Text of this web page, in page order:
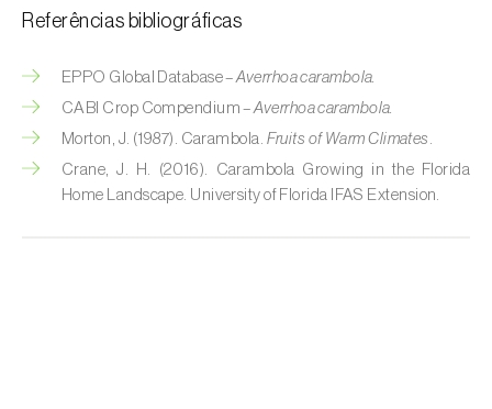
Carambola (Averrhoa carambola
Carpino-europeu (Carpinus betulus)
Castanheiro (Castanea sativa)
Referências bibliográficas
EPPO Global Database –Averrhoa carambola.
CABI Crop Compendium –Averrhoa carambola.
Morton, J. (1987). Carambola. Fruits of Warm Climates
Crane, J. H. (2016). Carambola Growing in the Florida
Home Landscape. University of Florida IFAS Extension.